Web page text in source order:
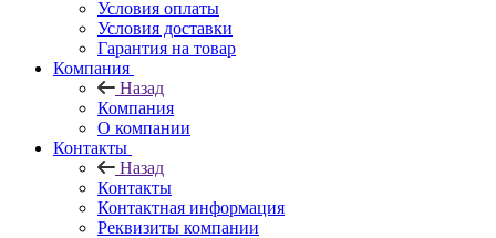
Условия оплаты
Условия доставки
Гарантия на товар
Компания
Назад
Компания
О компании
Контакты
Назад
Контакты
Контактная информация
Реквизиты компании